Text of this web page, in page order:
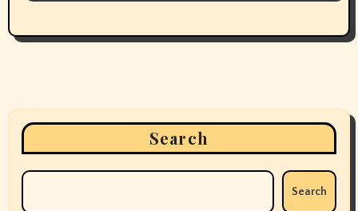
Search
Search